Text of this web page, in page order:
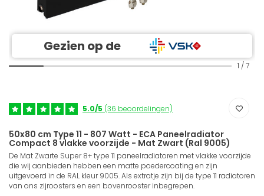
Gezien op de
1 / 7
5.0/5 (36 beoordelingen)
50x80 cm Type 11 - 807 Watt - ECA Paneelradiator
Compact 8 vlakke voorzijde - Mat Zwart (Ral 9005)
De Mat Zwarte Super 8+ type 11 paneelradiatoren met vlakke voorzijde
die wij aanbieden hebben een matte poedercoating en zijn
uitgevoerd in de RAL kleur 9005. Als extratje zijn bij de type 11 radiatoren
van ons zijroosters en een bovenrooster inbegrepen.